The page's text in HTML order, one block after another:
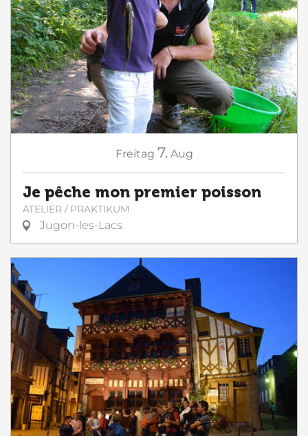
Freitag 7. Aug
Je pêche mon premier poisson
ATELIER / PRAKTIKUM
Jugon-les-Lacs